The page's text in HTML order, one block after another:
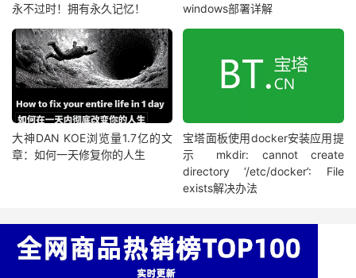
永不过时！拥有永久记忆！
windows部署详解
大神DAN KOE浏览量1.7亿的文
章：如何一天修复你的人生
宝塔面板使用docker安装应用提
示 mkdir: cannot create
directory ‘/etc/docker’: File
exists解决办法